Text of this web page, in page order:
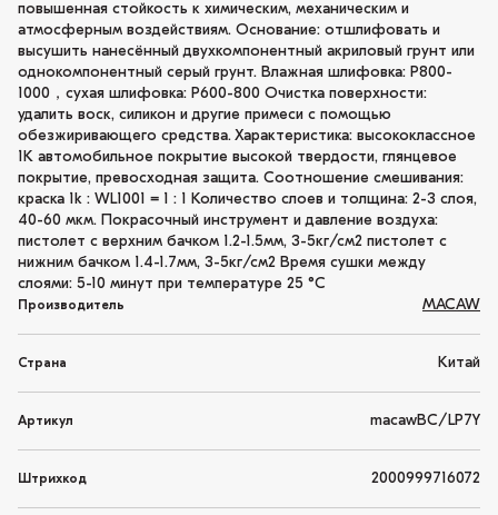
повышенная стойкость к химическим, механическим и
атмосферным воздействиям. Основание: отшлифовать и
высушить нанесённый двухкомпонентный акриловый грунт или
однокомпонентный серый грунт. Влажная шлифовка: P800-
1000，сухая шлифовка: P600-800 Очистка поверхности:
удалить воск, силикон и другие примеси с помощью
обезжиривающего средства. Характеристика: высококлассное
1K автомобильное покрытие высокой твердости, глянцевое
покрытие, превосходная защита. Соотношение смешивания:
краска 1k : WL1001 = 1 : 1 Количество слоев и толщина: 2-3 слоя,
40-60 мкм. Покрасочный инструмент и давление воздуха:
пистолет с верхним бачком 1.2-1.5мм, 3-5кг/см2 пистолет с
нижним бачком 1.4-1.7мм, 3-5кг/см2 Время сушки между
слоями: 5-10 минут при температуре 25 °C
Производитель MACAW
Страна Китай
Артикул macawBC/LP7Y
Штрихкод 2000999716072